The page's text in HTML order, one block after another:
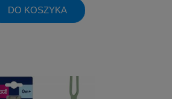
DO KOSZYKA